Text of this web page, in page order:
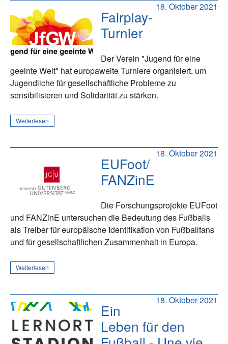
18. Oktober 2021
Fairplay-
Turnier
Der Verein "Jugend für eine
geeinte Welt" hat europaweite Turniere organisiert, um
Jugendliche für gesellschaftliche Probleme zu
sensibilisieren und Solidarität zu stärken.
Weiterlesen
18. Oktober 2021
EUFoot/
FANZinE
Die Forschungsprojekte EUFoot
und FANZinE untersuchen die Bedeutung des Fußballs
als Treiber für europäische Identifikation von Fußballfans
und für gesellschaftlichen Zusammenhalt in Europa.
Weiterlesen
18. Oktober 2021
Ein
Leben für den